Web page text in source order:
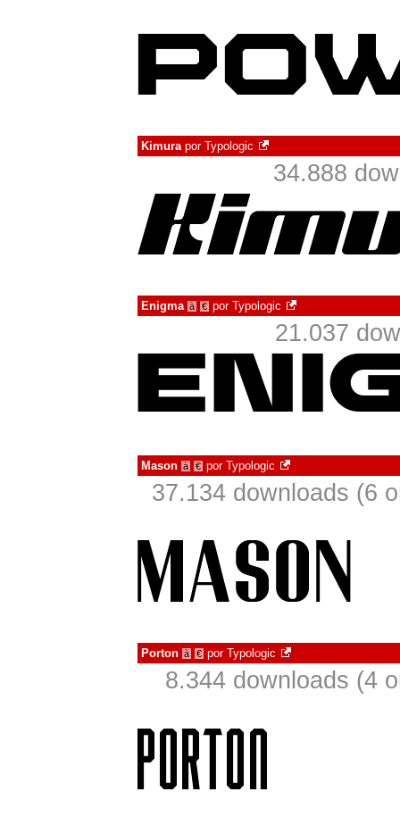
Kimurapor Typologic
34.888
Enigma à € por Typologic
21.037
Mason à € por Typologic
37.134 downloads (6
Porton à € por Typologic
8.344 downloads (4